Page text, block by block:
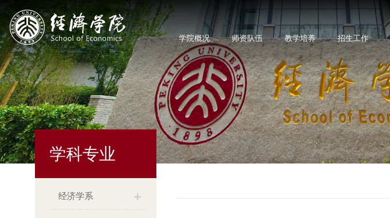
学院概况 师资队伍 教学培养 招生工作
学科专业
经济学系